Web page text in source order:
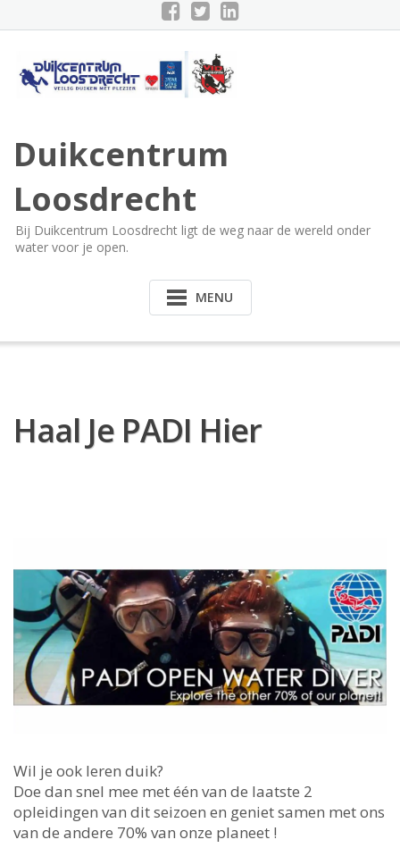
naar
Duikcentrum
Loosdrecht
Bij Duikcentrum Loosdrecht ligt de weg naar de wereld onder
water voor je open.
MENU
Haal Je PADI Hier
Wil je ook leren duik?
Doe dan snel mee met één van de laatste 2
opleidingen van dit seizoen en geniet samen met ons
van de andere 70% van onze planeet !